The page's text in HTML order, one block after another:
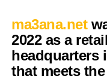
ma3ana.net
2022 as a
headquarters
that meets